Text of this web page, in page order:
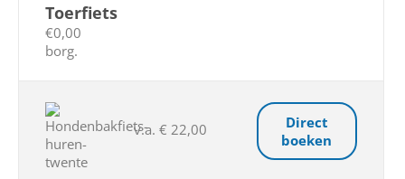
Toerfiets
€0,00
borg.
v.a. € 22,00
Direct
boeken